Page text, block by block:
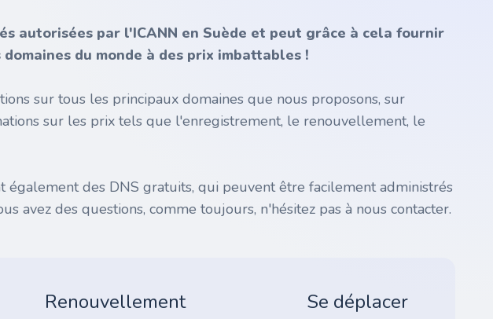
autorisées par l'ICANN en Suède et peut grâce à cela fournir
du monde à des prix imbattables !
sur tous les principaux domaines que nous proposons, sur
sur les prix tels que l'enregistrement, le renouvellement, le
également des DNS gratuits, qui peuvent être facilement administrés
avez des questions, comme toujours, n'hésitez pas à nous contacter.
Renouvellement Se déplacer